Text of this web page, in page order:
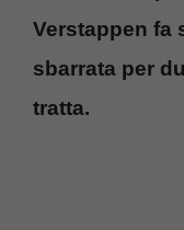
Verstappen fa
sbarrata per
tratta.